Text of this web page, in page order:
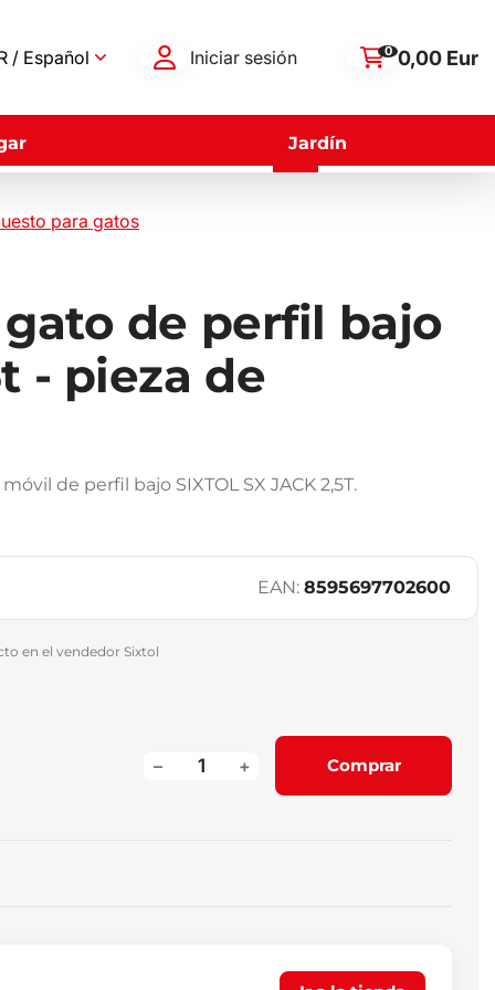
/ Español Iniciar sesión 0 0,00 Eur
Jardín
para gatos
de perfil bajo
- pieza de
de perfil bajo SIXTOL SX JACK 2,5T.
EAN: 8595697702600
en el vendedor Sixtol
+
– Comprar